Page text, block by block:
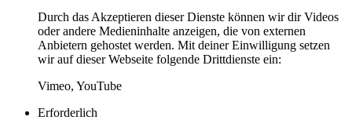
Durch das Akzeptieren dieser Dienste können wir dir Videos
oder andere Medieninhalte anzeigen, die von externen
Anbietern gehostet werden. Mit deiner Einwilligung setzen
wir auf dieser Webseite folgende Drittdienste ein:
Vimeo, YouTube
Erforderlich